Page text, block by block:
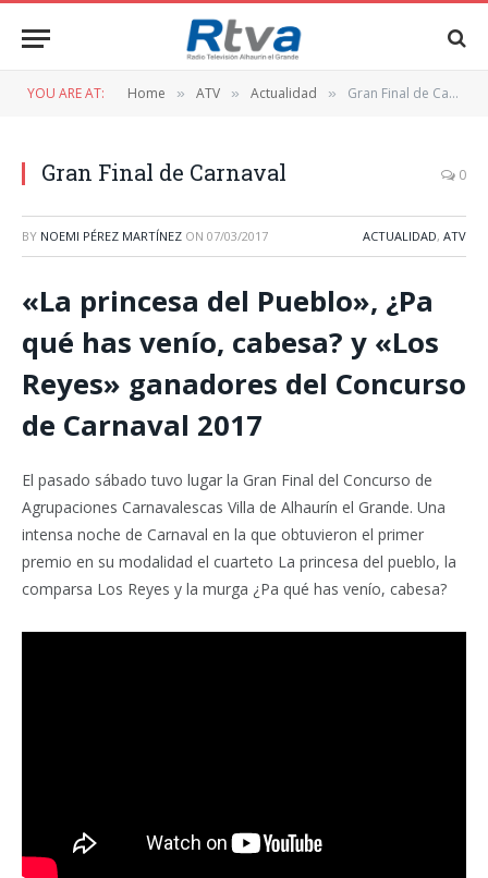
YOU ARE AT: Home » ATV » Actualidad » Gran Final de Carnaval
Gran Final de Carnaval 0
BY NOEMI PÉREZ MARTÍNEZ ON 07/03/2017 ACTUALIDAD, ATV
«La princesa del Pueblo», ¿Pa
qué has venío, cabesa? y «Los
Reyes» ganadores del Concurso
de Carnaval 2017
El pasado sábado tuvo lugar la Gran Final del Concurso de
Agrupaciones Carnavalescas Villa de Alhaurín el Grande. Una
intensa noche de Carnaval en la que obtuvieron el primer
premio en su modalidad el cuarteto La princesa del pueblo, la
comparsa Los Reyes y la murga ¿Pa qué has venío, cabesa?